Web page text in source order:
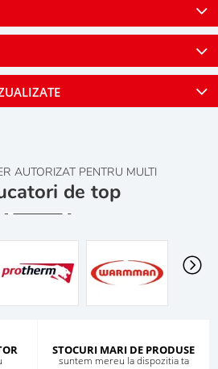
AUTORIZAT PENTRU MULTI
de top
STOCURI MARI DE PRODUSE
suntem mereu la dispozitia ta